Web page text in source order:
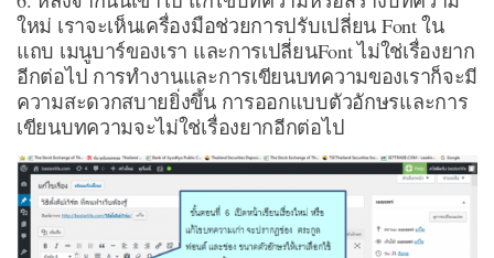
ใหม่ เราจะเห็นเครื่องมือช่วยการปรับเปลี่ยน Font ใน
แถบ เมนูบาร์ของเรา และการเปลี่ยนFont ไม่ใช่เรื่องยาก
อีกต่อไป การทำงานและการเขียนบทความของเราก็จะมี
ความสะดวกสบายยิ่งขึ้น การออกแบบตัวอักษรและการ
เขียนบทความจะไม่ใช่เรื่องยากอีกต่อไป